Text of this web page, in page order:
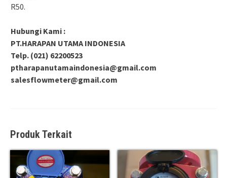
R50.
Hubungi Kami :
PT.HARAPAN UTAMA INDONESIA
Telp. (021) 62200523
ptharapanutamaindonesia@gmail.com
salesflowmeter@gmail.com
Produk Terkait